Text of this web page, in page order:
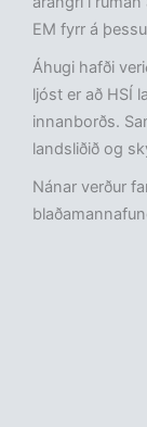
EM fyrr á
Áhugi hafði
ljóst er að HSÍ
innanborðs.
landsliðið og
Nánar verður